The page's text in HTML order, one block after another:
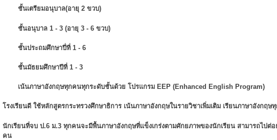
ชั้นเตรียมอนุบาล(อายุ 2 ขวบ)
ชั้นอนุบาล 1 - 3 (อายุ 3 - 6 ขวบ)
ชั้นประถมศึกษาปี่ที่ 1 - 6
ชั้นมัธยมศึกษาปีที่ 1 - 3
เน้นภาษาอังกฤษทุกคนทุกระดับชั้นด้วย โปรแกรม EEP (Enhanced English Program)
โรงเรียนดี ใช้หลักสูตรกระทรวงศึกษาธิการ เน้นภาษาอังกฤษในรายวิชาเพิ่มเติม เรียนภาษาอังกฤษ
นักเรียนที่จบ ป.6 ม.3 ทุกคนจะมีพื้นภาษาอังกฤษที่แข็งเกร่งตามศักยภาพของนักเรียน สามารถไปต่
คน